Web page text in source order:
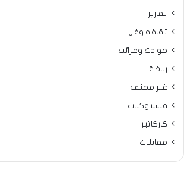
تقارير
ثقافة وفن
حوادث وغرائب
رياضة
غير مصنف
فيسبوكيات
كاركاتير
مقابلات